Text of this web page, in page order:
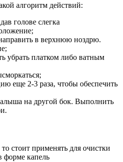
алгоритм действий:
голове слегка
в верхнюю ноздрю.
убрать платком либо ватным
еще 2-3 раза, чтобы обеспечить
на другой бок. Выполнить
стоит применять для очистки
форме капель